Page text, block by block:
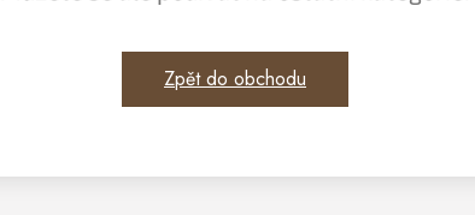
Zpět do obchodu